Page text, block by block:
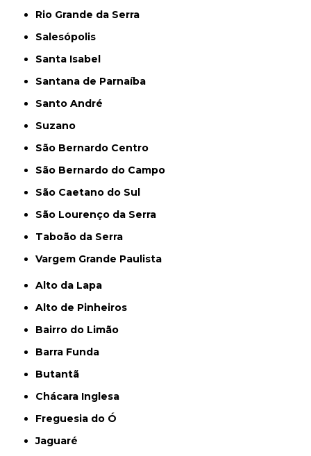
Rio Grande da Serra
Salesópolis
Santa Isabel
Santana de Parnaíba
Santo André
Suzano
São Bernardo Centro
São Bernardo do Campo
São Caetano do Sul
São Lourenço da Serra
Taboão da Serra
Vargem Grande Paulista
Alto da Lapa
Alto de Pinheiros
Bairro do Limão
Barra Funda
Butantã
Chácara Inglesa
Freguesia do Ó
Jaguaré